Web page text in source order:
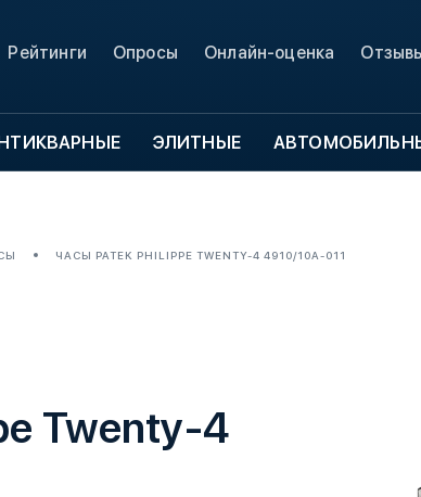
Рейтинги Опросы Онлайн-оценка
ЭЛИТНЫЕ
ЧАСЫ PATEK PHILIPPE TWENTY-4 4910/10A-011
Twenty-4